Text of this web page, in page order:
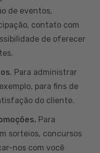
de eventos,
contato com
de oferecer
. Para administrar
para fins de
do cliente.
Para
sorteios, concursos
nos com você